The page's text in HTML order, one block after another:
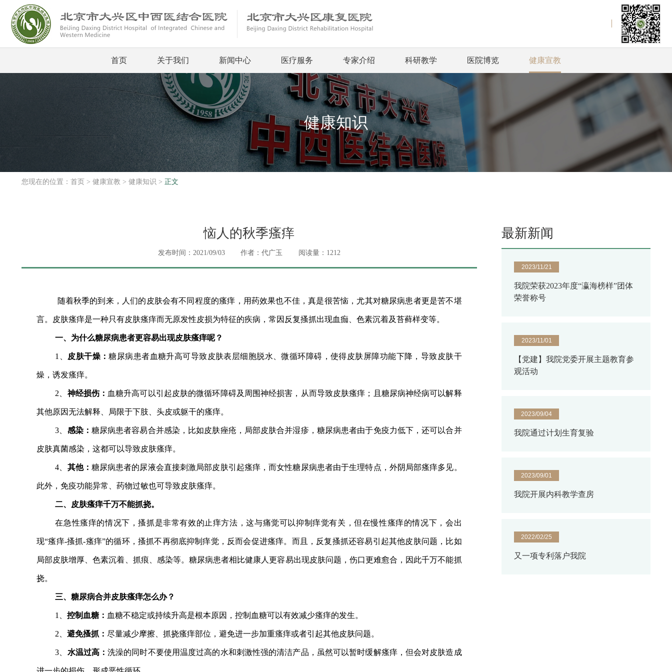
首页 关于我们 新闻中心 医疗服务 专家介绍 科研教学 医院博览 健康宣教
健康知识
您现在的位置： 首页 > 健康宣教 > 健康知识 > 正文
恼人的秋季瘙痒
发布时间：2021/09/03 作者：代广玉 阅读量： 1212
随着秋季的到来，人们的皮肤会有不同程度的瘙痒，用药效果也不佳，真是很苦恼，尤其对糖尿病患者更是苦不堪
言。 皮肤瘙痒是一种只有皮肤瘙痒而无原发性皮损为特征的疾病， 常因反复搔抓出现血痂、色素沉着及苔藓样变等。
一、为什么糖尿病患者更容易出现皮肤瘙痒呢？
1、 皮肤干燥：糖尿病患者血糖升高可导致皮肤表层细胞脱水、微循环障碍，使得皮肤屏障功能下降，导致皮肤干
燥，诱发瘙痒。
2、神经损伤： 血糖升高可以引起皮肤的微循环障碍及周围神经损害，从而导致皮肤瘙痒；且糖尿病神经病可以解释
其他原因无法解释、局限于下肢、头皮或躯干的瘙痒。
3、 感染： 糖尿病患者容易合并感染，比如皮肤痤疮，局部皮肤合并湿疹，糖尿病患者由于免疫力低下，还可以合并
皮肤真菌感染，这都可以导致皮肤瘙痒。
4、 其他： 糖尿病患者的尿液会直接刺激局部皮肤引起瘙痒，而女性糖尿病患者由于生理特点，外阴局部瘙痒多见。
此外，免疫功能异常、药物过敏也可导致皮肤瘙痒。
二、皮肤瘙痒千万不能抓挠。
在急性瘙痒的情况下，搔抓是非常有效的止痒方法，这与痛觉可以抑制痒觉有关，但在慢性瘙痒的情况下，会出
现“瘙痒-搔抓-瘙痒”的循环，搔抓不再彻底抑制痒觉，反而会促进瘙痒。而且，反复搔抓还容易引起其他皮肤问题，比如
局部皮肤增厚、色素沉着、抓痕、感染等。糖尿病患者相比健康人更容易出现皮肤问题，伤口更难愈合，因此千万不能抓
挠。
三、糖尿病合并皮肤瘙痒怎么办？
1、控制血糖： 血糖不稳定或持续升高是根本原因，控制血糖可以有效减少瘙痒的发生。
2、避免搔抓：尽量减少摩擦、抓挠瘙痒部位，避免进一步加重瘙痒或者引起其他皮肤问题。
3、 水温过高：洗澡的同时不要使用温度过高的水和刺激性强的清洁产品，虽然可以暂时缓解瘙痒，但会对皮肤造成
最新新闻
2023/11/21
我院荣获2023年度“瀛海榜样”团体
荣誉称号
2023/11/01
【党建】我院党委开展主题教育参
观活动
2023/09/04
我院通过计划生育复验
2023/09/01
我院开展内科教学查房
2022/02/25
又一项专利落户我院